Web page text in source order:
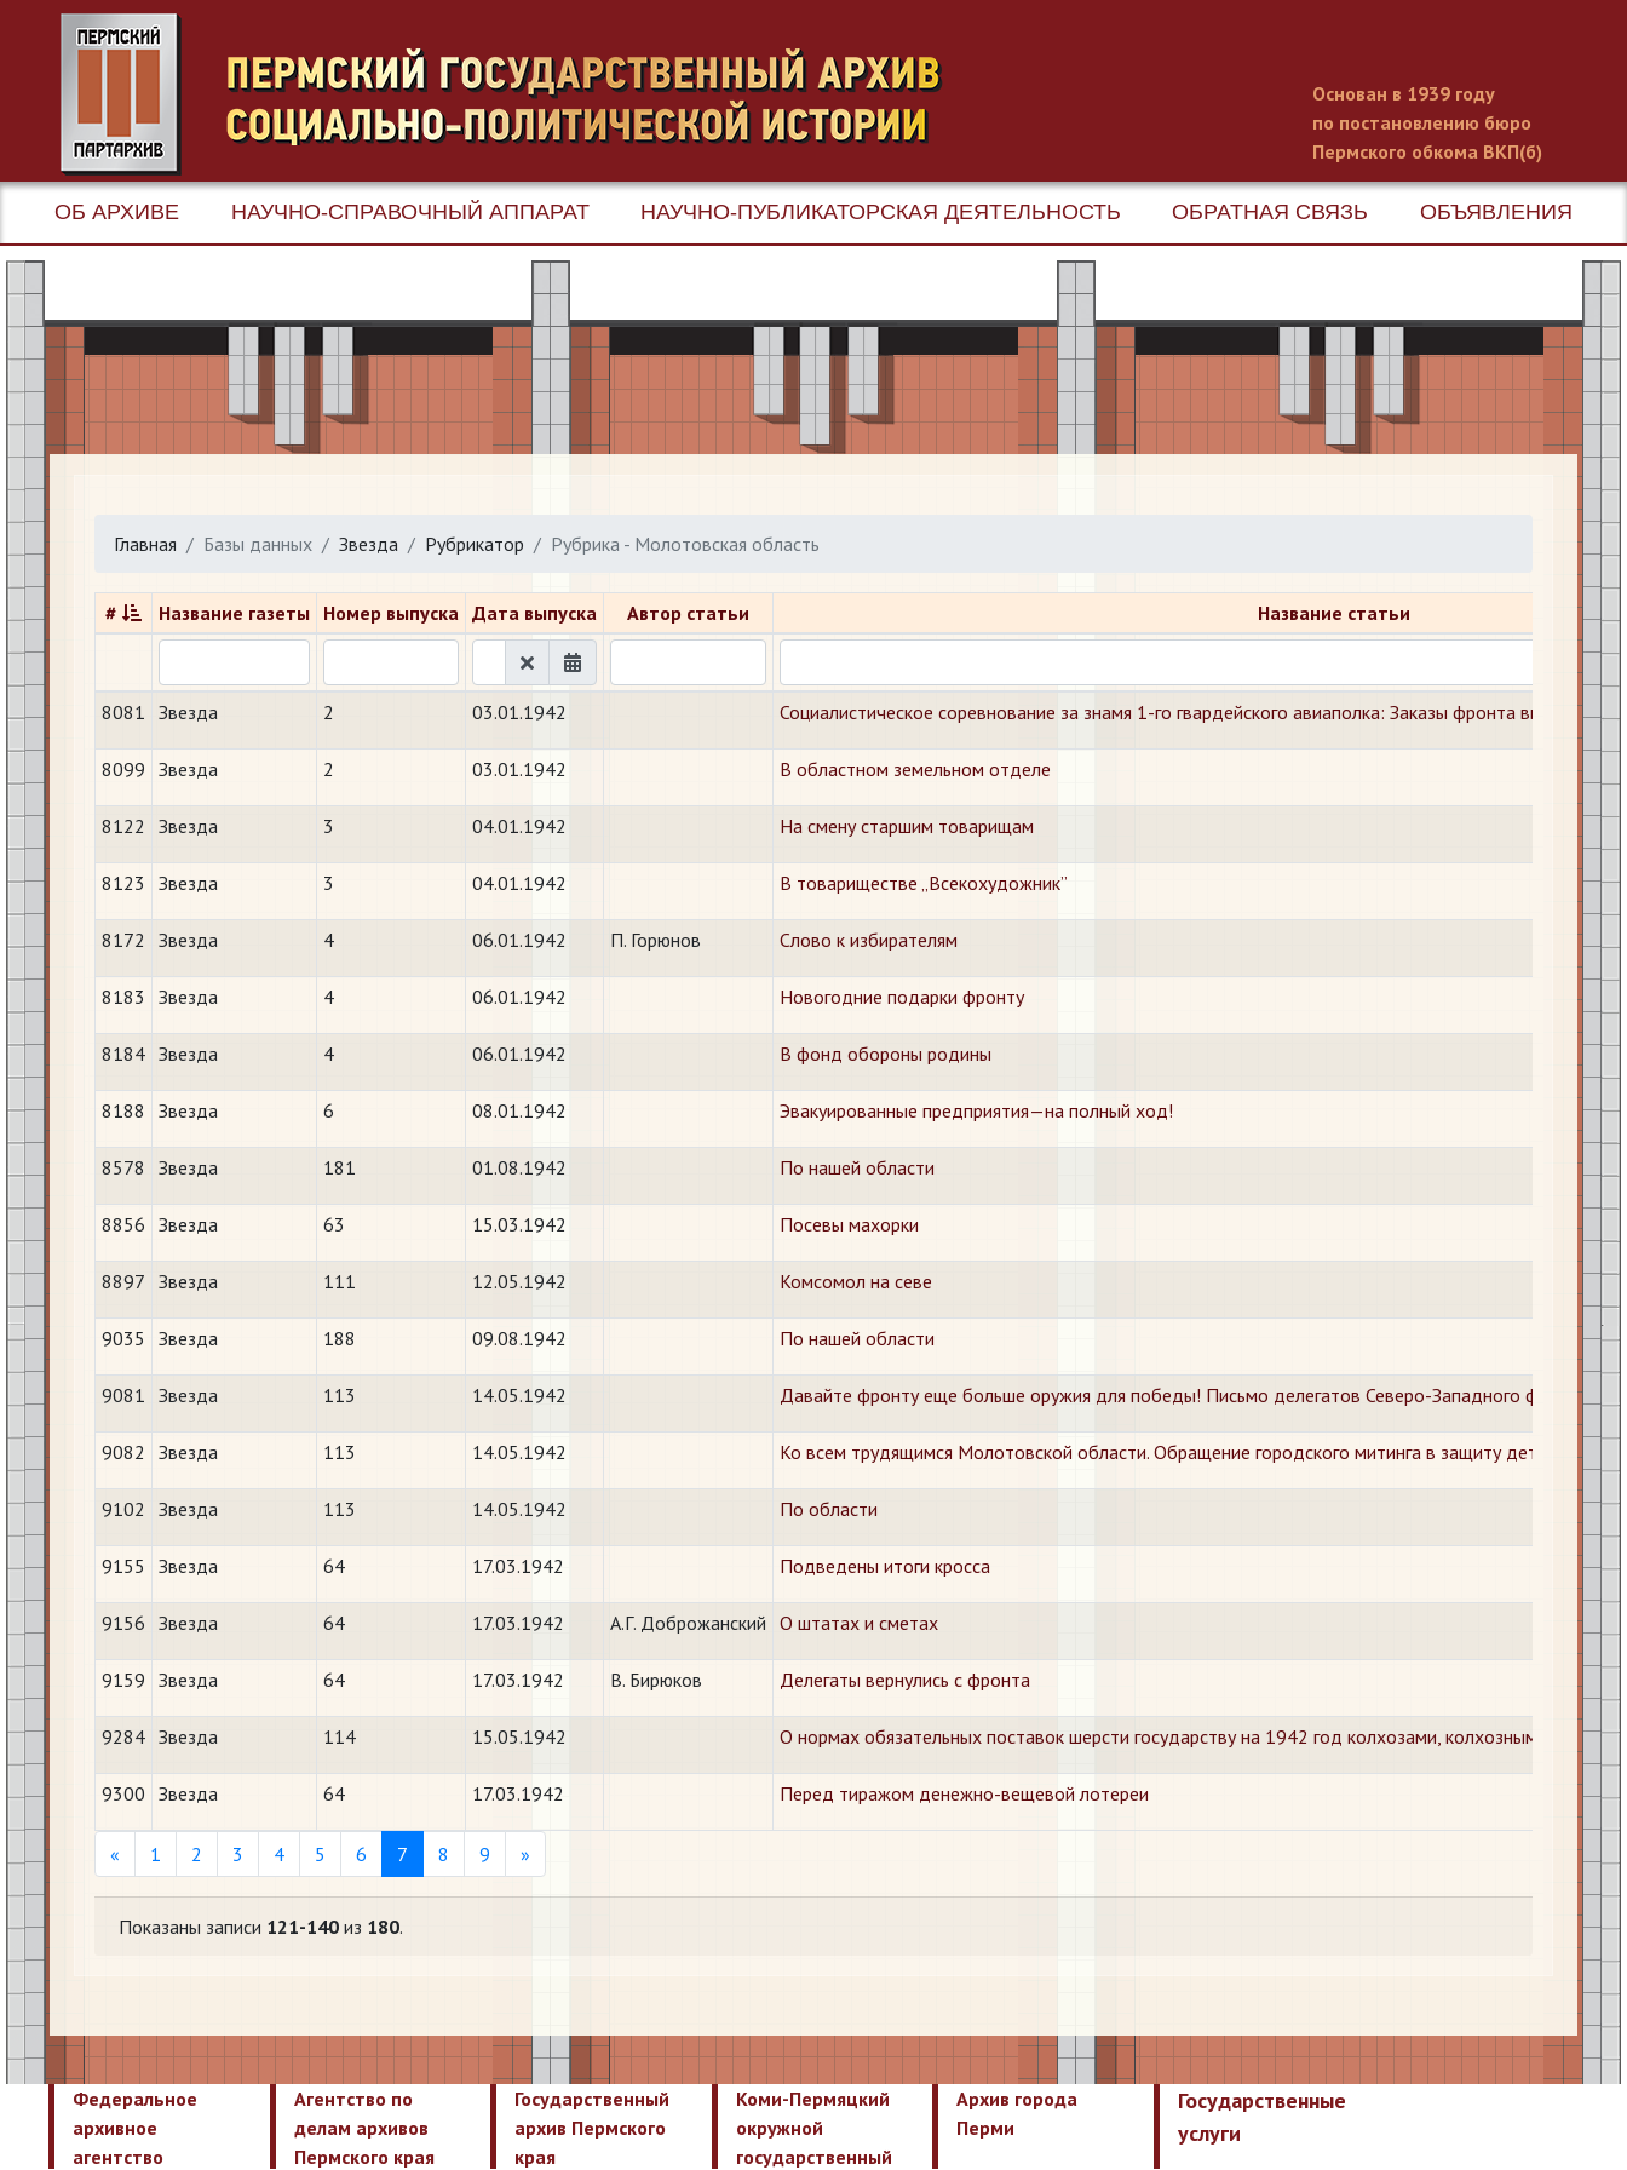
Основан в 1939 году
по постановлению бюро
Пермского обкома ВКП(б)
ОБ АРХИВЕ НАУЧНО-СПРАВОЧНЫЙ АППАРАТ НАУЧНО-ПУБЛИКАТОРСКАЯ ДЕЯТЕЛЬНОСТЬ ОБРАТНАЯ СВЯЗЬ ОБЪЯВЛЕНИЯ
Главная Базы данных Звезда Рубрикатор Рубрика - Молотовская область
# Название газеты Номер выпуска Дата выпуска Автор статьи Название статьи
8081 Звезда 2 03.01.1942 Социалистическое соревнование за знамя 1-го гвардейского авиаполка: Заказы фронта выполнены
8099 Звезда 2 03.01.1942 В областном земельном отделе
8122 Звезда 3 04.01.1942 На смену старшим товарищам
8123 Звезда 3 04.01.1942 В товариществе „Всекохудожник”
8172 Звезда 4 06.01.1942 П. Горюнов Слово к избирателям
8183 Звезда 4 06.01.1942 Новогодние подарки фронту
8184 Звезда 4 06.01.1942 В фонд обороны родины
8188 Звезда 6 08.01.1942 Эвакуированные предприятия—на полный ход!
8578 Звезда 181 01.08.1942 По нашей области
8856 Звезда 63 15.03.1942 Посевы махорки
8897 Звезда 111 12.05.1942 Комсомол на севе
9035 Звезда 188 09.08.1942 По нашей области
9081 Звезда 113 14.05.1942 Давайте фронту еще больше оружия для победы! Письмо делегатов Северо-Западного фронта
9082 Звезда 113 14.05.1942 Ко всем трудящимся Молотовской области. Обращение городского митинга в защиту детей от
9102 Звезда 113 14.05.1942 По области
9155 Звезда 64 17.03.1942 Подведены итоги кросса
9156 Звезда 64 17.03.1942 А.Г. Доброжанский О штатах и сметах
9159 Звезда 64 17.03.1942 В. Бирюков Делегаты вернулись с фронта
9284 Звезда 114 15.05.1942 О нормах обязательных поставок шерсти государству на 1942 год колхозами, колхозными
9300 Звезда 64 17.03.1942 Перед тиражом денежно-вещевой лотереи
« Previous
1 2 3 4 5 6 7 8 9 »
Показаны записи 121-140 из 180.
Федеральное
архивное
агентство
Агентство по
делам архивов
Пермского края
Государственный
архив Пермского
края
Коми-Пермяцкий
окружной
государственный
Архив города
Перми
Государственные
услуги